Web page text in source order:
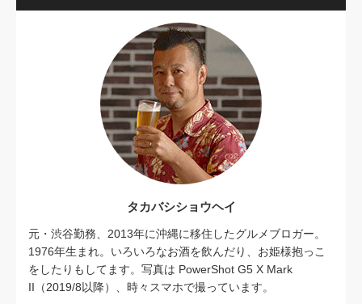
タカバシショウヘイ
元・渋谷勤務、2013年に沖縄に移住したグルメブロガー。
1976年生まれ。いろいろなお酒を飲んだり、お姫様抱っこ
をしたりもしてます。写真は PowerShot G5 X Mark
II（2019/8以降）、時々スマホで撮っています。